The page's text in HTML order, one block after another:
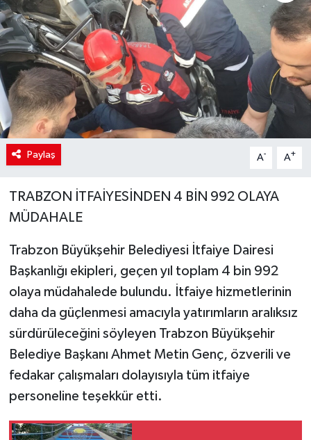
Paylaş A- A+
TRABZON İTFAİYESİNDEN 4 BİN 992 OLAYA
MÜDAHALE
Trabzon Büyükşehir Belediyesi İtfaiye Dairesi
Başkanlığı ekipleri, geçen yıl toplam 4 bin 992
olaya müdahalede bulundu. İtfaiye hizmetlerinin
daha da güçlenmesi amacıyla yatırımların aralıksız
sürdürüleceğini söyleyen Trabzon Büyükşehir
Belediye Başkanı Ahmet Metin Genç, özverili ve
fedakar çalışmaları dolayısıyla tüm itfaiye
personeline teşekkür etti.
Teknoloji
TRABZON
TRABZONSPOR
Yaşam